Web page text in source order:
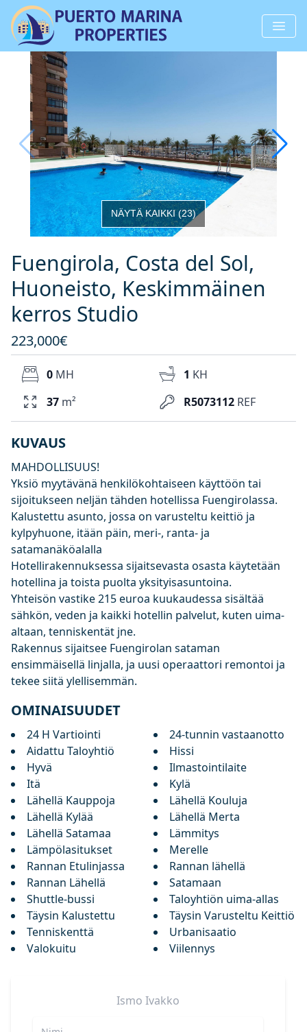
NÄYTÄ KAIKKI(23)
Fuengirola, Costa del Sol,
Huoneisto, Keskimmäinen
kerros Studio
223,000€
R5073112 REF
0 MH 1 KH
37 m²
KUVAUS
MAHDOLLISUUS!
Yksiö myytävänä henkilökohtaiseen käyttöön tai
sijoitukseen neljän tähden hotellissa Fuengirolassa.
Kalustettu asunto, jossa on varusteltu keittiö ja
kylpyhuone, itään päin, meri-, ranta- ja
satamanäköalalla
Hotellirakennuksessa sijaitsevasta osasta käytetään
hotellina ja toista puolta yksityisasuntoina.
Yhteisön vastike 215 euroa kuukaudessa sisältää
sähkön, veden ja kaikki hotellin palvelut, kuten uima-
altaan, tenniskentät jne.
Rakennus sijaitsee Fuengirolan sataman
ensimmäisellä linjalla, ja uusi operaattori remontoi ja
tekee siitä ylellisemmän.
OMINAISUUDET
24 H Vartiointi
24-tunnin vastaanotto
Aidattu Taloyhtiö
Hissi
Hyvä
Ilmastointilaite
Itä
Kylä
Lähellä Kauppoja
Lähellä Kouluja
Lähellä Kylää
Lähellä Merta
Lähellä Satamaa
Lämmitys
Lämpölasitukset
Merelle
Rannan Etulinjassa
Rannan lähellä
Rannan Lähellä
Satamaan
Shuttle-bussi
Taloyhtiön uima-allas
Täysin Kalustettu
Täysin Varusteltu Keittiö
Tenniskenttä
Urbanisaatio
Valokuitu
Viilennys
Ismo Ivakko